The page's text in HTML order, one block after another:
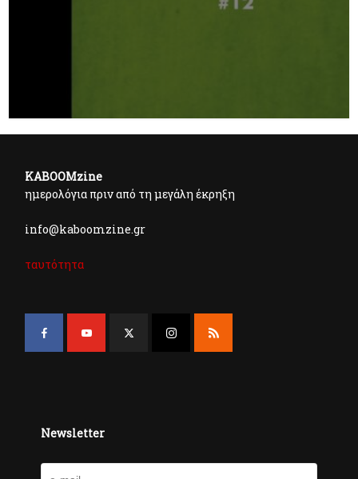
KABOOMzine
ημερολόγια πριν από τη μεγάλη έκρηξη
info@kaboomzine.gr
ταυτότητα
Newsletter